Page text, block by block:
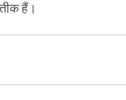
हैं।